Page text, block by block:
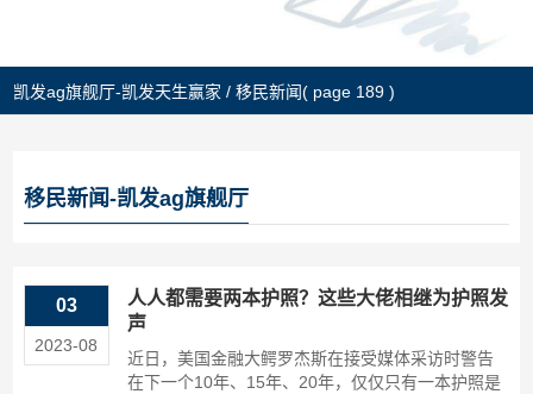
凯发ag旗舰厅-凯发天生赢家 /移民新闻( page 189 )
移民新闻-凯发ag旗舰厅
03
2023-08
人人都需要两本护照？这些大佬相继为护照发
声
近日，美国金融大鳄罗杰斯在接受媒体采访时警告
在下一个10年、15年、20年，仅仅只有一本护照是